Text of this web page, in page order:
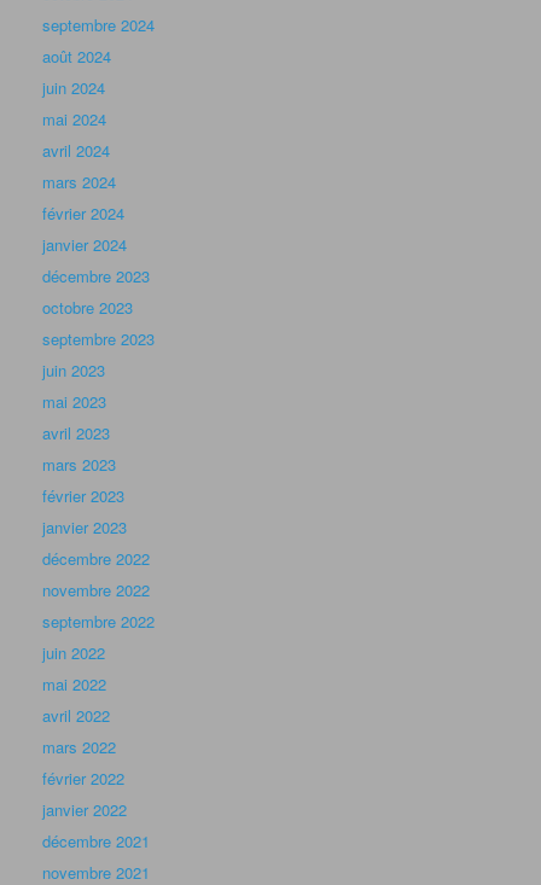
septembre 2024
août 2024
juin 2024
mai 2024
avril 2024
mars 2024
février 2024
janvier 2024
décembre 2023
octobre 2023
septembre 2023
juin 2023
mai 2023
avril 2023
mars 2023
février 2023
janvier 2023
décembre 2022
novembre 2022
septembre 2022
juin 2022
mai 2022
avril 2022
mars 2022
février 2022
janvier 2022
décembre 2021
novembre 2021